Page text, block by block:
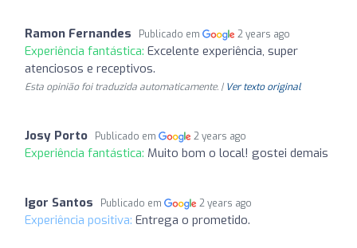
Ramon Fernandes Publicado em 2 years ago
Experiência fantástica: Excelente experiência, super
atenciosos e receptivos.
Esta opinião foi traduzida automaticamente. | Ver texto original
Josy Porto Publicado em 2 years ago
Experiência fantástica: Muito bom o local! gostei demais
Igor Santos Publicado em 2 years ago
Experiência positiva: Entrega o prometido.